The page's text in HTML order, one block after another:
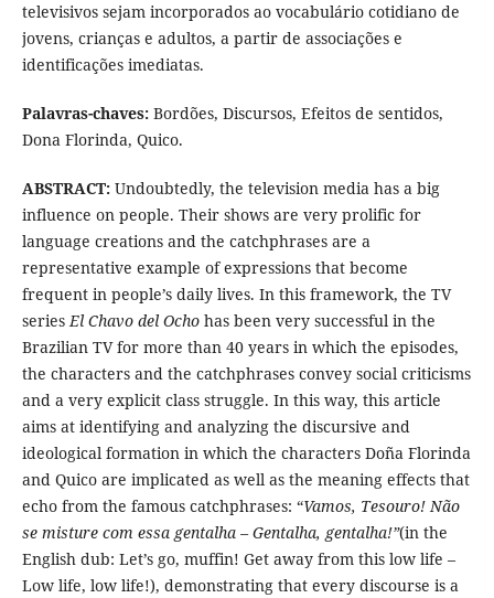
televisivos sejam incorporados ao vocabulário cotidiano de
jovens, crianças e adultos, a partir de associações e
identificações imediatas.
Palavras-chaves:Bordões, Discursos, Efeitos de sentidos,
Dona Florinda, Quico.
ABSTRACT:Undoubtedly, the television media has a big
influence on people. Their shows are very prolific for
language creations and the catchphrases are a
representative example of expressions that become
frequent in people’s daily lives. In this framework, the TV
seriesEl Chavo del Ochohas been very successful in the
Brazilian TV for more than 40 years in which the episodes,
the characters and the catchphrases convey social criticisms
and a very explicit class struggle. In this way, this article
aims at identifying and analyzing the discursive and
ideological formation in which the characters Doña Florinda
and Quico are implicated as well as the meaning effects that
echo from the famous catchphrases: “Vamos, Tesouro!Não
se misture com essa gentalha – Gentalha, gentalha!”(in the
English dub: Let’s go, muffin! Get away from this low life –
Low life, low life!), demonstrating that every discourse is a